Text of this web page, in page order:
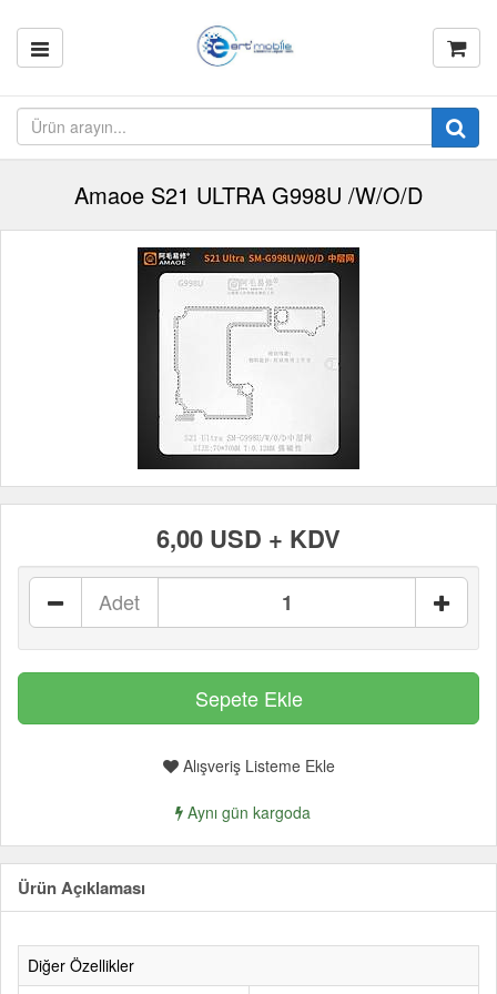
Amaoe S21 ULTRA G998U /W/O/D
6,00 USD + KDV
Adet
Alışveriş Listeme Ekle
Aynı gün kargoda
Ürün Açıklaması
Diğer Özellikler